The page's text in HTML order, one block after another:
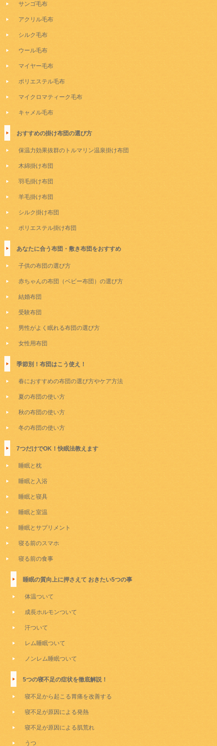
サンゴ毛布
アクリル毛布
シルク毛布
ウール毛布
マイヤー毛布
ポリエステル毛布
マイクロマティーク毛布
キャメル毛布
おすすめの掛け布団の選び方
保温力効果抜群のトルマリン温泉掛け布団
木綿掛け布団
羽毛掛け布団
羊毛掛け布団
シルク掛け布団
ポリエステル掛け布団
あなたに合う布団・敷き布団をおすすめ
子供の布団の選び方
赤ちゃんの布団（ベビー布団）の選び方
結婚布団
受験布団
男性がよく眠れる布団の選び方
女性用布団
季節別！布団はこう使え！
春におすすめの布団の選び方やケア方法
夏の布団の使い方
秋の布団の使い方
冬の布団の使い方
7つだけでOK！快眠法教えます
睡眠と枕
睡眠と入浴
睡眠と寝具
睡眠と室温
睡眠とサプリメント
寝る前のスマホ
寝る前の食事
睡眠の質向上に押さえて おきたい5つの事
体温ついて
成長ホルモンついて
汗ついて
レム睡眠ついて
ノンレム睡眠ついて
5つの寝不足の症状を徹底解説！
寝不足から起こる胃痛を改善する
寝不足が原因による発熱
寝不足が原因による肌荒れ
うつ